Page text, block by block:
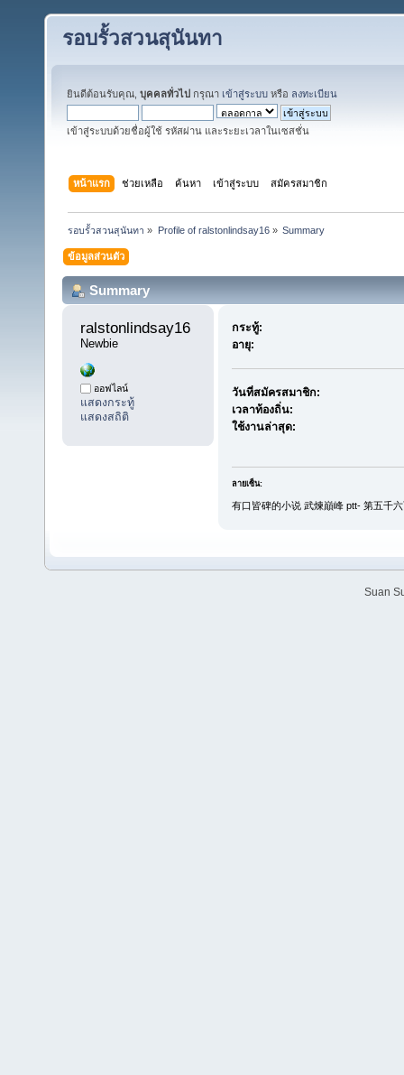
รอบรั้วสวนสุนันทา
ยินดีต้อนรับคุณ, บุคคลทั่วไป กรุณา เข้าสู่ระบบ หรือ ลงทะเบียน
เข้าสู่ระบบด้วยชื่อผู้ใช้ รหัสผ่าน และระยะเวลาในเซสชั่น
หน้าแรก ช่วยเหลือ ค้นหา เข้าสู่ระบบ สมัครสมาชิก
รอบรั้วสวนสุนันทา » Profile of ralstonlindsay16» Summary
ข้อมูลส่วนตัว
Summary
ralstonlindsay16
Newbie
ออฟไลน์
แสดงกระทู้
แสดงสถิติ
กระทู้:
อายุ:
วันที่สมัครสมาชิก:
เวลาท้องถิ่น:
ใช้งานล่าสุด:
ลายเซ็น:
有口皆碑的小说 武煉巔峰 ptt- 第五千
Suan